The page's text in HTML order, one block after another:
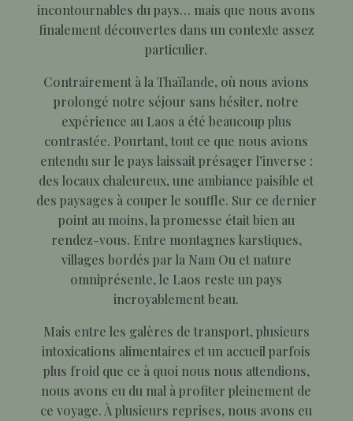
incontournables du pays… mais que nous avons
finalement découvertes dans un contexte assez
particulier.
Contrairement à la Thaïlande, où nous avions
prolongé notre séjour sans hésiter, notre
expérience au Laos a été beaucoup plus
contrastée. Pourtant, tout ce que nous avions
entendu sur le pays laissait présager l’inverse :
des locaux chaleureux, une ambiance paisible et
des paysages à couper le souffle. Sur ce dernier
point au moins, la promesse était bien au
rendez-vous. Entre montagnes karstiques,
villages bordés par la Nam Ou et nature
omniprésente, le Laos reste un pays
incroyablement beau.
Mais entre les galères de transport, plusieurs
intoxications alimentaires et un accueil parfois
plus froid que ce à quoi nous nous attendions,
nous avons eu du mal à profiter pleinement de
ce voyage. À plusieurs reprises, nous avons eu